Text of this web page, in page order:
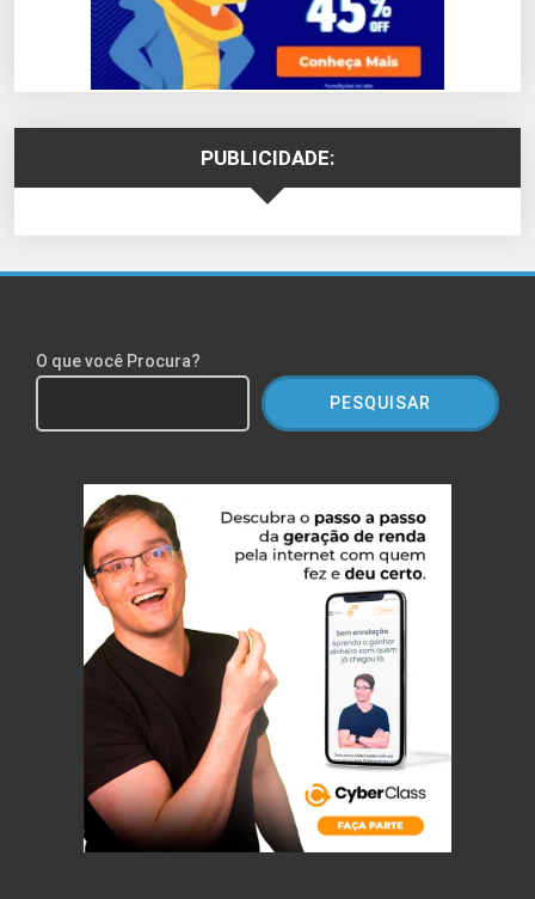
PUBLICIDADE:
O que você Procura?
PESQUISAR